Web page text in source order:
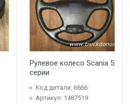
Рулевое колесо Scania 5
серии
Код детали: 6666
Артикул: 1487519